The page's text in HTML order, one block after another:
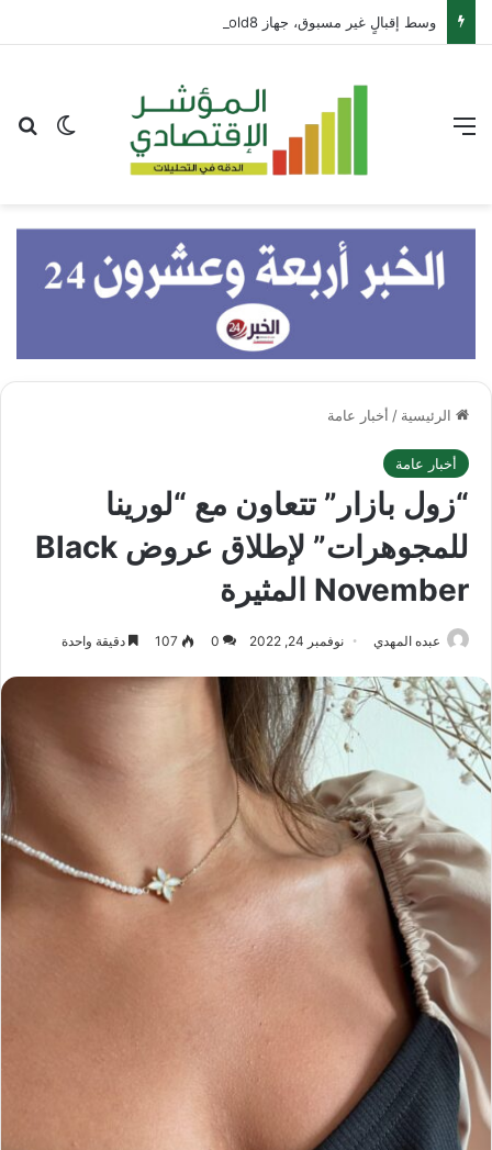
الوضع القائمة
الرئيسية / أخبار عامة
أخبار عامة
“زول بازار” تتعاون مع “لورينا
للمجوهرات” لإطلاق عروض Black
November المثيرة
عبده المهدي نوفمبر 24, 2022 0
107 دقيقة واحدة